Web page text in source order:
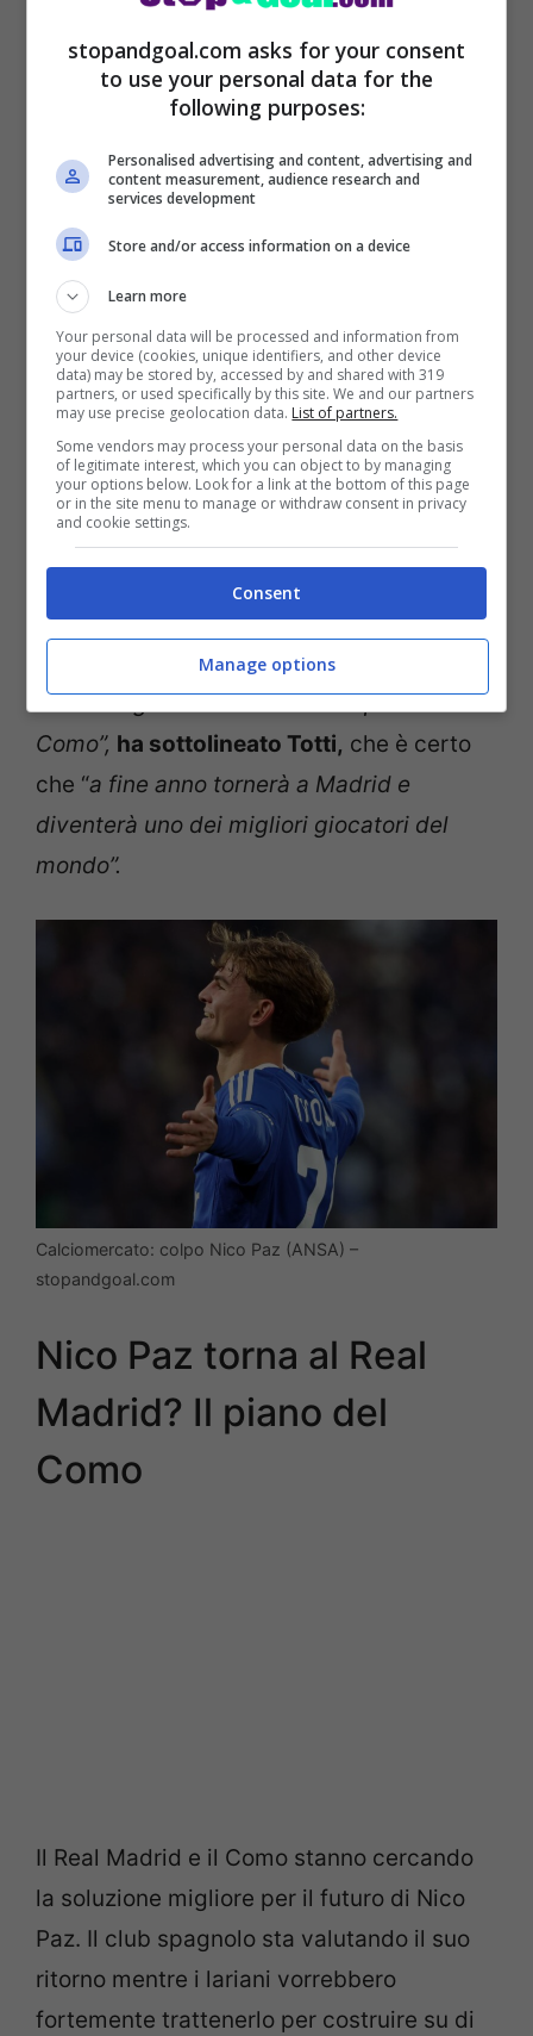
sue ottime qualità e il suo estro, tanto da
fare le fortune della squadra di
che si è affidato completamente alle sue
caratteristiche per sviluppare ungioco
“alla spagnola”
Si parla di tanti accordi e colloqui
importanti per ilfuturo di Nico Paz,con le
italiane e alcune squadre straniere che lo
hanno inserito nella lista dei possibili
acuquisti. Del futuro di Nico Paz ne ha
parlato ancheFrancesco Tottiche è certo
che l’argentino avrà una carriera brillante.
Credo che il Real Madrid abbia fatto la
scelta migliore mandandolo in prestito al
Como”, ha sottolineato Totti, che è certo
che “a fine anno tornerà a Madrid e
diventerà uno dei migliori giocatori del
mondo”.
Calciomercato: colpo Nico Paz (ANSA) –
stopandgoal.com
Nico Paz torna al Real
Madrid? Il piano del
Como
Il Real Madrid e il Como stanno cercando
la soluzione migliore per il futuro di Nico
Paz. Il club spagnolo sta valutando il suo
ritorno mentre i lariani vorrebbero
fortemente trattenerlo per costruire su di
stopandgoal.com asks for your consent
to use your personal data for the
following purposes:
Personalised advertising and content, advertising and
content measurement, audience research and
services development
Store and/or access information on a device
Learn more
Your personal data will be processed and information from
your device (cookies, unique identifiers, and other device
data) may be stored by, accessed by and shared with 319
partners, or used specifically by this site. We and our partners
may use precise geolocation data. List of partners.
Some vendors may process your personal data on the basis
of legitimate interest, which you can object to by managing
your options below. Look for a link at the bottom of this page
or in the site menu to manage or withdraw consent in privacy
and cookie settings.
Consent
Manage options